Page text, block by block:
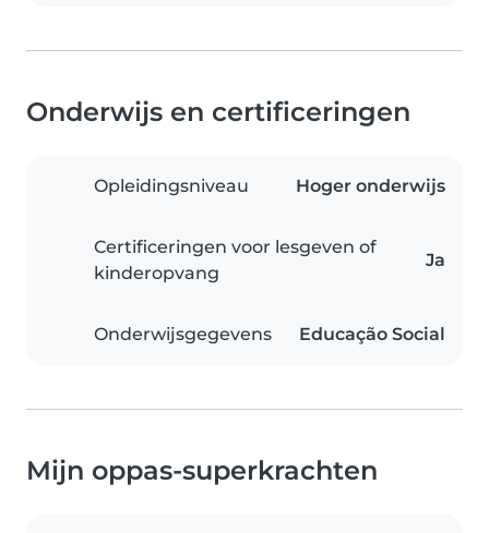
Onderwijs en certificeringen
Opleidingsniveau Hoger onderwijs
Certificeringen voor lesgeven of
kinderopvang
Ja
Onderwijsgegevens Educação Social
Mijn oppas-superkrachten